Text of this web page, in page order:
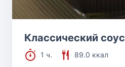
Классический
1 ч.
89.0 ккал